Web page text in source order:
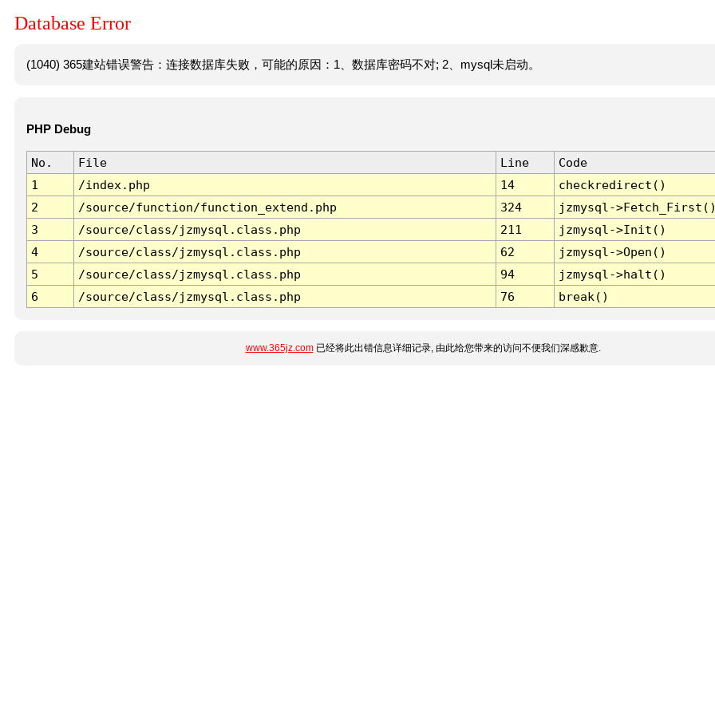
Database Error
(1040) 365建站错误警告：连接数据库失败，可能的原因：1、数据库密码不对; 2、mysql未启动。
PHP Debug
No. File Line
Code
1
/index.php 14
checkredirect()
2
/source/function/function_extend.php 324
jzmysql-
3
/source/class/jzmysql.class.php 211
jzmysql->Init()
4
/source/class/jzmysql.class.php 62
jzmysql->Open()
5
/source/class/jzmysql.class.php 94
jzmysql->halt()
6
/source/class/jzmysql.class.php 76 break()
www.365jz.com已经将此出错信息详细记录, 由此给您带来的访问不便我们深感歉意.